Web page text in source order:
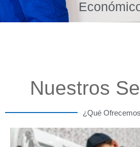
Nuestros
¿Qué